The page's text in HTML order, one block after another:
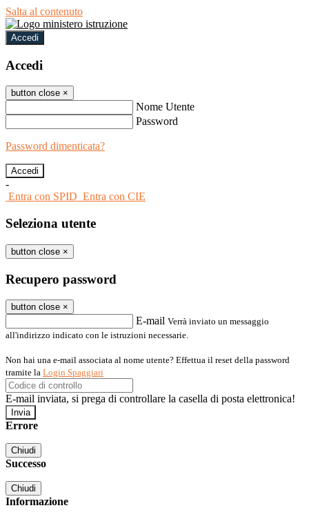
Salta al contenuto
Accedi
Accedi
button close ×
Nome Utente
Password
Password dimenticata?
-
Entra con SPID Entra con CIE
Seleziona utente
button close ×
Recupero password
button close ×
E-mail Verrà inviato un messaggio
all'indirizzo indicato con le istruzioni necessarie.
Non hai una e-mail associata al nome utente? Effettua il reset della password
tramite la Login Spaggiari
E-mail inviata, si prega di controllare la casella di posta elettronica!
Errore
Chiudi
Successo
Chiudi
Informazione